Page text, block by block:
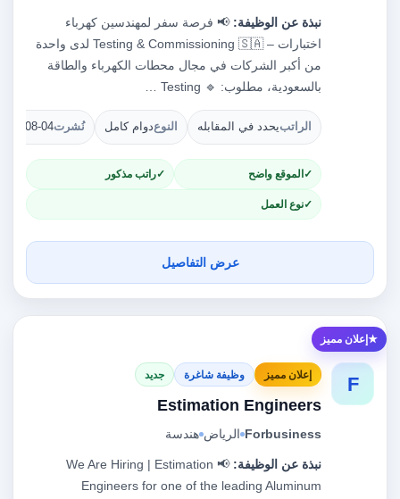
نبذة عن الوظيفة: 📢 فرصة سفر لمهندسين كهرباء
اختبارات – Testing & Commissioning 🇸🇦 لدى واحدة
من أكبر الشركات في مجال محطات الكهرباء والطاقة
بالسعودية، مطلوب: 🔹 Testing …
الراتبيحدد في المقابله النوعدوام كامل نُشرت08-04
الموقع واضح راتب مذكور
نوع العمل
عرض التفاصيل
إعلان مميز
F إعلان مميز وظيفة شاغرة جديد
Estimation Engineers
Forbusiness الرياض هندسة
نبذة عن الوظيفة:
📢 We Are Hiring | Estimation
Engineers for one of the leading Aluminum